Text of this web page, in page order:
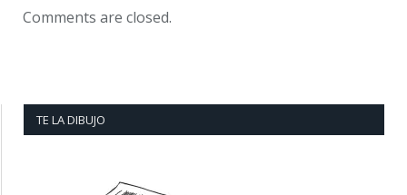
Comments are closed.
TE LA DIBUJO